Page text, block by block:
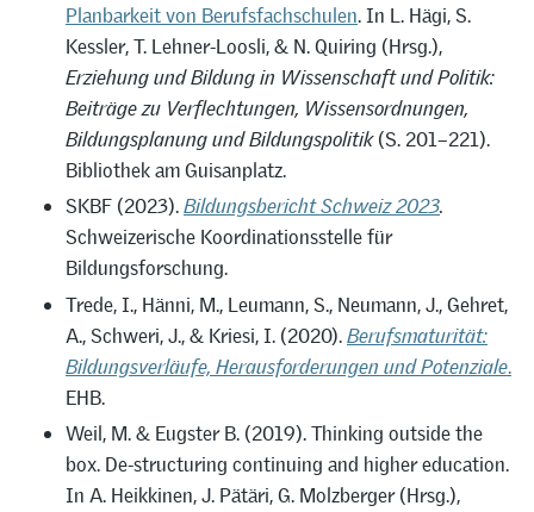
Planbarkeit von Berufsfachschulen. In L. Hägi, S.
Kessler, T. Lehner-Loosli, & N. Quiring (Hrsg.),
Erziehung und Bildung in Wissenschaft und Politik:
Beiträge zu Verflechtungen, Wissensordnungen,
Bildungsplanung und Bildungspolitik(S. 201–221).
Bibliothek am Guisanplatz.
SKBF (2023).Bildungsbericht Schweiz 2023.
Schweizerische Koordinationsstelle für
Bildungsforschung.
Trede, I., Hänni, M., Leumann, S., Neumann, J., Gehret,
A., Schweri, J., & Kriesi, I. (2020).Berufsmaturität:
Bildungsverläufe, Herausforderungen und Potenziale.
EHB.
Weil, M. & Eugster B. (2019). Thinking outside the
box. De-structuring continuing and higher education.
In A. Heikkinen, J. Pätäri, G. Molzberger (Hrsg.),